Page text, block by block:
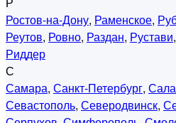
Ростов-на-Дону, Раменское,
Реутов, Ровно, Раздан, Рустави,
Риддер
С
Самара, Санкт-Петербург,
Севастополь, Северодвинск,